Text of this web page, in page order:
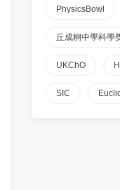
PhysicsBowl
丘成桐中學科學
UKChO
SIC Euclid